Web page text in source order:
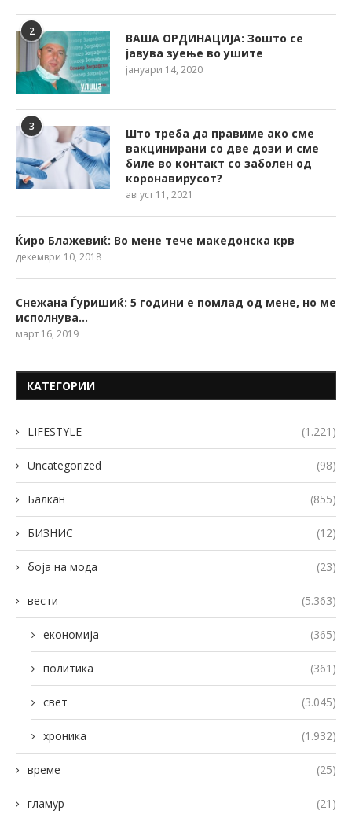
2
ВАША ОРДИНАЦИЈА: Зошто се
јавува зуење во ушите
јануари 14, 2020
3
Што треба да правиме ако сме
вакцинирани со две дози и сме
биле во контакт со заболен од
коронавирусот?
август 11, 2021
Ќиро Блажевиќ: Во мене тече македонска крв
декември 10, 2018
Снежана Ѓуришиќ: 5 години е помлад од мене, но ме
исполнува…
март 16, 2019
КАТЕГОРИИ
LIFESTYLE (1.221)
Uncategorized (98)
Балкан (855)
БИЗНИС (12)
боја на мода (23)
вести (5.363)
економија (365)
политика (361)
свет (3.045)
хроника (1.932)
време (25)
гламур (21)